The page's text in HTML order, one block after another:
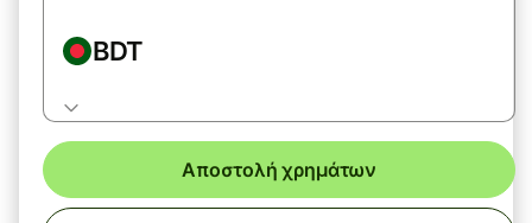
BDT
Αποστολή χρημάτων